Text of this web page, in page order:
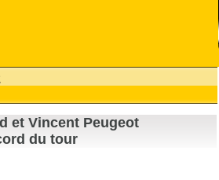
et Vincent Peugeot
du tour